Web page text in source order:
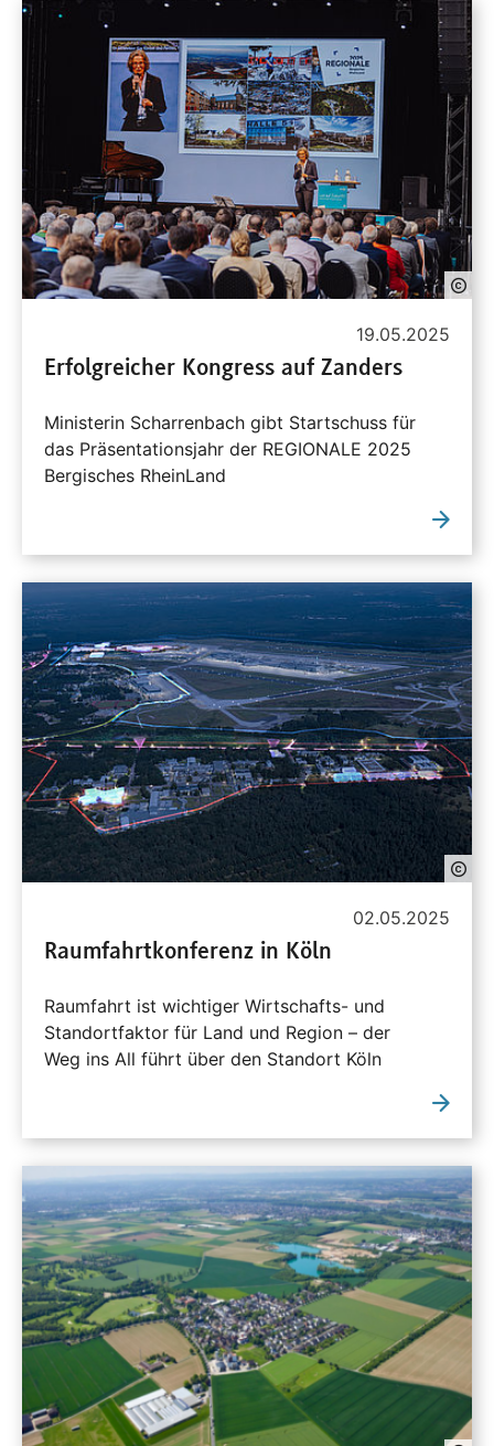
19.05.2025
Erfolgreicher Kongress auf Zanders
Ministerin Scharrenbach gibt Startschuss für
das Präsentationsjahr der REGIONALE 2025
Bergisches RheinLand
02.05.2025
Raumfahrtkonferenz in Köln
Raumfahrt ist wichtiger Wirtschafts- und
Standortfaktor für Land und Region – der
Weg ins All führt über den Standort Köln